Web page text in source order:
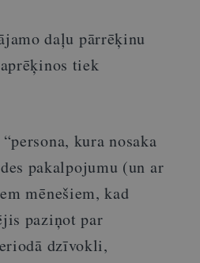
daļu pārrēķinu
tiek
kura nosaka
pakalpojumu (un ar
mēnešiem, kad
paziņot par
dzīvokli,